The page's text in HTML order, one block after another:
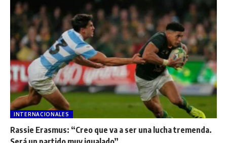
INTERNACIONALES
Rassie Erasmus: “Creo que va a ser una lucha tremenda.